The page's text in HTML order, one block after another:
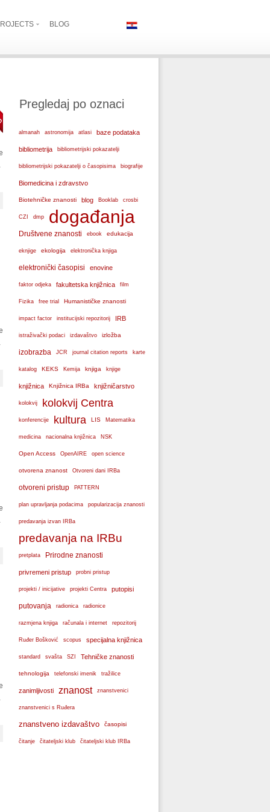
BLOG
Pregledaj po oznaci
almanah astronomija atlasi baze podataka
bibliometrija bibliometrijski pokazatelji
bibliometrijski pokazatelji o časopisima biografije
Biomedicina i zdravstvo
Biotehničke znanosti blog Booklab crosbi
CZI dmp događanja
Društvene znanosti ebook edukacija
eknjige ekologija elektronička knjiga
elektronički časopisi enovine
faktor odjeka fakultetska knjižnica film
Fizika free trial Humanističke znanosti
impact factor institucijski repozitorij IRB
istraživački podaci izdavaštvo izložba
izobrazba JCR journal citation reports karte
katalog KEKS Kemija knjiga knjige
knjižnica Knjižnica IRBa knjižničarstvo
kolokvij kolokvij Centra
konferencije kultura LIS Matematika
medicina nacionalna knjižnica NSK
Open Access OpenAIRE open science
otvorena znanost Otvoreni dani IRBa
otvoreni pristup PATTERN
plan upravljanja podacima popularizacija znanosti
predavanja izvan IRBa
predavanja na IRBu
pretplata Prirodne znanosti
privremeni pristup probni pristup
projekti / inicijative projekti Centra putopisi
putovanja radionica radionice
razmjena knjiga računala i internet repozitorij
Ruđer Bošković scopus specijalna knjižnica
standard svašta SZI Tehničke znanosti
tehnologija telefonski imenik tražilice
zanimljivosti znanost znanstvenici
znanstvenici s Ruđera
znanstveno izdavaštvo časopisi
čitanje čitateljski klub čitateljski klub IRBa